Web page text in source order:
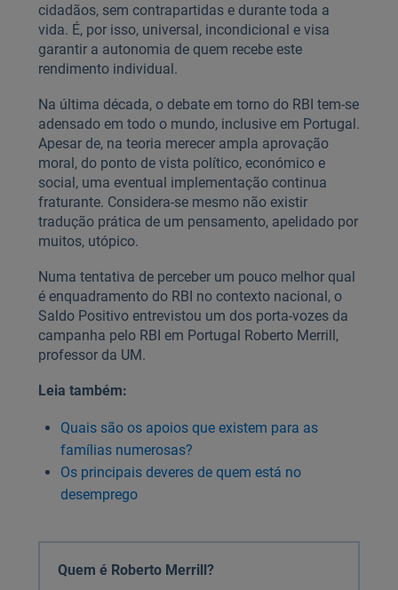
cidadãos, sem contrapartidas e durante toda a
vida. É, por isso, universal, incondicional e visa
garantir a autonomia de quem recebe este
rendimento individual.
Na última década, o debate em torno do RBI tem-se
adensado em todo o mundo, inclusive em Portugal.
Apesar de, na teoria merecer ampla aprovação
moral, do ponto de vista político, económico e
social, uma eventual implementação continua
fraturante. Considera-se mesmo não existir
tradução prática de um pensamento, apelidado por
muitos, utópico.
Numa tentativa de perceber um pouco melhor qual
é enquadramento do RBI no contexto nacional, o
Saldo Positivo entrevistou um dos porta-vozes da
campanha pelo RBI em Portugal Roberto Merrill,
professor da UM.
Leia também:
Quais são os apoios que existem para as
famílias numerosas?
Os principais deveres de quem está no
desemprego
Quem é Roberto Merrill?